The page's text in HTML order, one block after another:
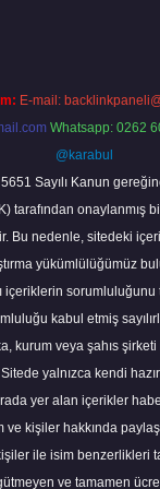
E-mail:
Whatsapp: 0262
@karabul
Sayılı Kanun
tarafından onaylanmış
Bu nedenle, sitedeki
yükümlülüğümüz
içeriklerin sorumluluğunu
kabul etmiş
kurum veya şahıs şirketi
yalnızca kendi
yer alan içerikler
kişiler hakkında
ile isim benzerlikleri
ve tamamen